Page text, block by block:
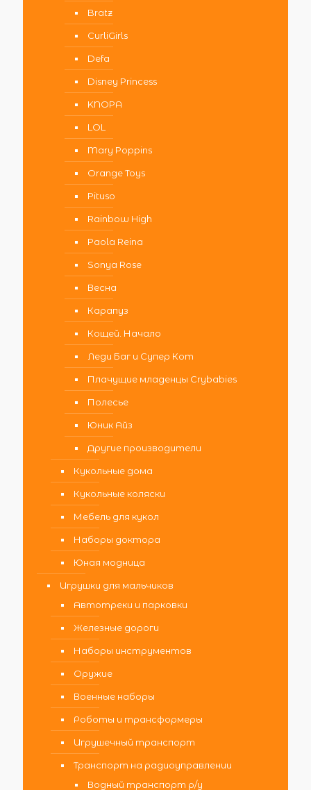
Bratz
CurliGirls
Defa
Disney Princess
KNOPA
LOL
Mary Poppins
Orange Toys
Pituso
Rainbow High
Paola Reina
Sonya Rose
Весна
Карапуз
Кощей. Начало
Леди Баг и Супер Кот
Плачущие младенцы Crybabies
Полесье
Юник Айз
Другие производители
Кукольные дома
Кукольные коляски
Мебель для кукол
Наборы доктора
Юная модница
Игрушки для мальчиков
Автотреки и парковки
Железные дороги
Наборы инструментов
Оружие
Военные наборы
Роботы и трансформеры
Игрушечный транспорт
Транспорт на радиоуправлении
Водный транспорт р/у